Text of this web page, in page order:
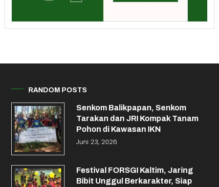
RANDOM POSTS
Senkom Balikpapan, Senkom
Tarakan dan JRI Kompak Tanam
Pohon di Kawasan IKN
Juni 23, 2026
Festival FORSGI Kaltim, Jaring
Bibit Unggul Berkarakter, Siap